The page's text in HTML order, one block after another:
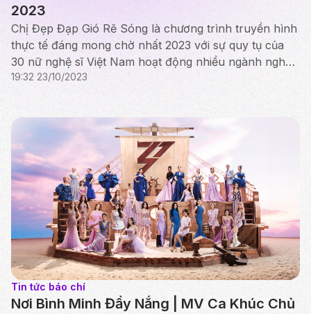
2023
Chị Đẹp Đạp Gió Rẽ Sóng là chương trình truyền hình
thực tế đáng mong chờ nhất 2023 với sự quy tụ của
30 nữ nghệ sĩ Việt Nam hoạt động nhiều ngành nghề
khác nhau trong lĩnh vực giải trí. Các nghệ sĩ góp ...
19:32 23/10/2023
Tin tức báo chí
Nơi Bình Minh Đầy Nắng | MV Ca Khúc Chủ